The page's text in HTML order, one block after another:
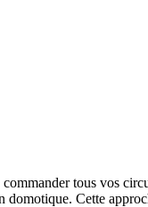
tous vos
Cette